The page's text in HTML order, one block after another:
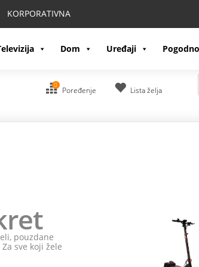
KORPORATIVNA
Dom Uređaji
0
Poređenje Lista želja
pouzdane
sve koji žele